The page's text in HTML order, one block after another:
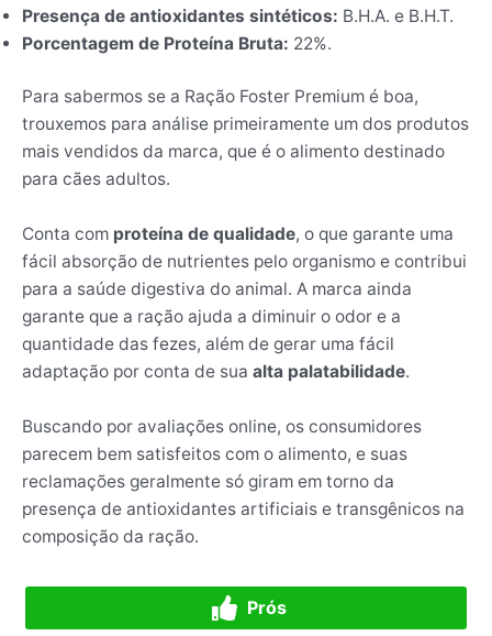
Presença de antioxidantes sintéticos: B.H.A. e B.H.T.
Porcentagem de Proteína Bruta: 22%.
Para sabermos se a Ração Foster Premium é boa,
trouxemos para análise primeiramente um dos produtos
mais vendidos da marca, que é o alimento destinado
para cães adultos.
Conta com proteína de qualidade, o que garante uma
fácil absorção de nutrientes pelo organismo e contribui
para a saúde digestiva do animal. A marca ainda
garante que a ração ajuda a diminuir o odor e a
quantidade das fezes, além de gerar uma fácil
adaptação por conta de sua alta palatabilidade.
Buscando por avaliações online, os consumidores
parecem bem satisfeitos com o alimento, e suas
reclamações geralmente só giram em torno da
presença de antioxidantes artificiais e transgênicos na
composição da ração.
Prós